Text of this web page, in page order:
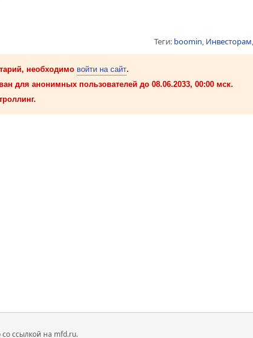
Теги: boomin, Инвесторам,
необходимо войти на сайт.
для анонимных пользователей до 08.06.2033, 00:00 мск.
ссылкой на mfd.ru.